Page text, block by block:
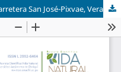
Ictiofauna de seis afluentes en la carretera San José-Pixvae, Veraguas, Panamá